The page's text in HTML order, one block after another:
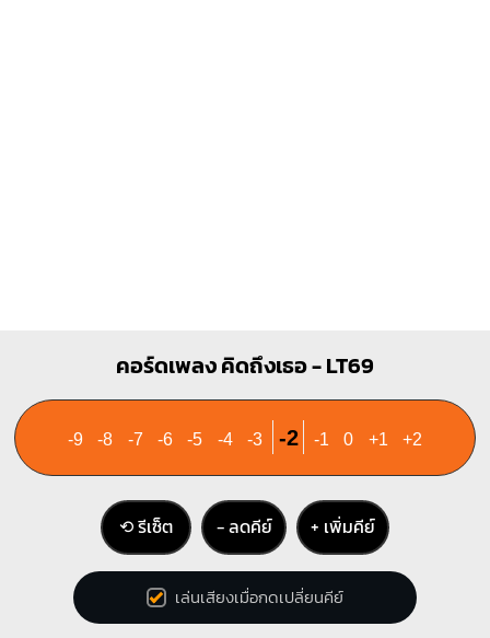
คอร์ดเพลง คิดถึงเธอ - LT69
-9 -8 -7 -6 -5 -4 -3 -2 -1 0 +1 +2
⟲ รีเซ็ต − ลดคีย์ + เพิ่มคีย์
เล่นเสียงเมื่อกดเปลี่ยนคีย์